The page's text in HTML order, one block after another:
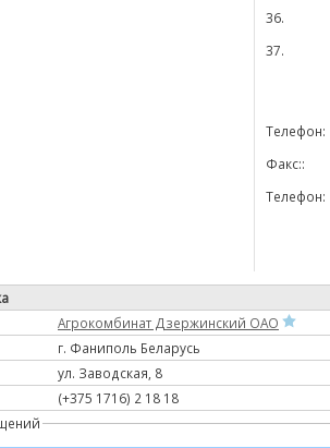
36.
37.
Телефон:
Факс::
Телефон:
Агрокомбинат Дзержинский ОАО
г. Фаниполь Беларусь
ул. Заводская, 8
(+375 1716) 2 18 18